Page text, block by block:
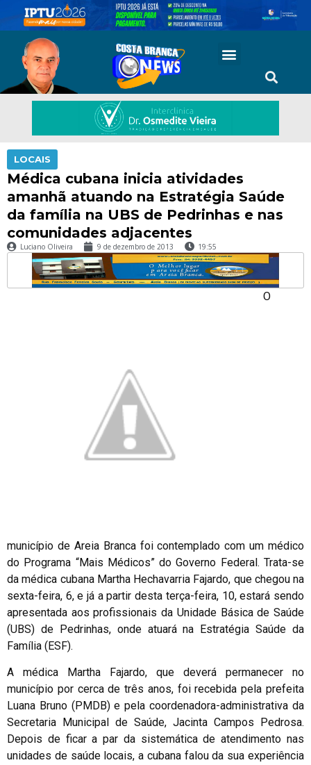
LOCAIS
Médica cubana inicia atividades
amanhã atuando na Estratégia Saúde
da família na UBS de Pedrinhas e nas
comunidades adjacentes
Luciano Oliveira 9 de dezembro de 2013 19:55
O
município de Areia Branca foi contemplado com um médico
do Programa “Mais Médicos” do Governo Federal. Trata-se
da médica cubana Martha Hechavarria Fajardo, que chegou na
sexta-feira, 6, e já a partir desta terça-feira, 10, estará sendo
apresentada aos profissionais da Unidade Básica de Saúde
(UBS) de Pedrinhas, onde atuará na Estratégia Saúde da
Família (ESF).
A médica Martha Fajardo, que deverá permanecer no
município por cerca de três anos, foi recebida pela prefeita
Luana Bruno (PMDB) e pela coordenadora-administrativa da
Secretaria Municipal de Saúde, Jacinta Campos Pedrosa.
Depois de ficar a par da sistemática de atendimento nas
unidades de saúde locais, a cubana falou da sua experiência